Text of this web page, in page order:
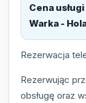
Cena
Warka -
Rezerwacja
Rezerwując
obsługę oraz